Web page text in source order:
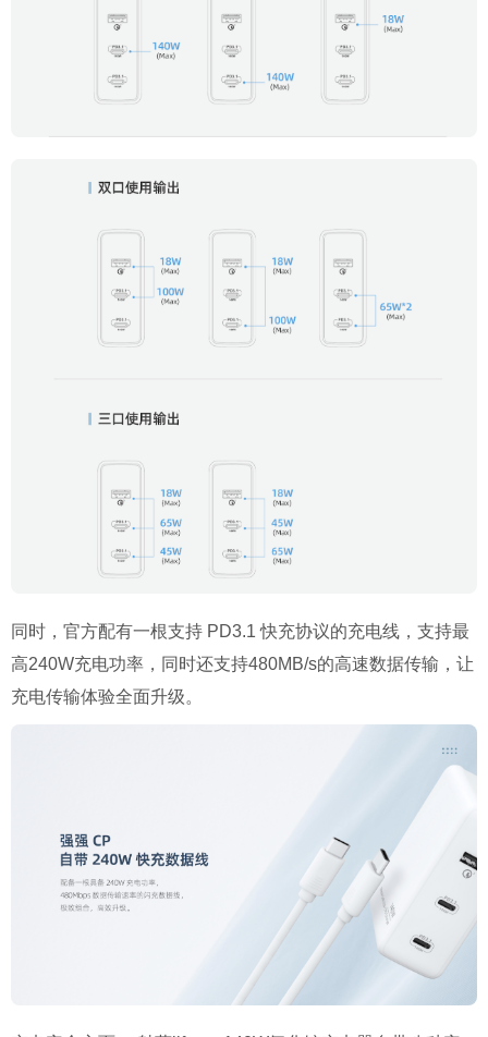
同时，官方配有一根支持 PD3.1 快充协议的充电线，支持最
高240W充电功率，同时还支持480MB/s的高速数据传输，让
充电传输体验全面升级。